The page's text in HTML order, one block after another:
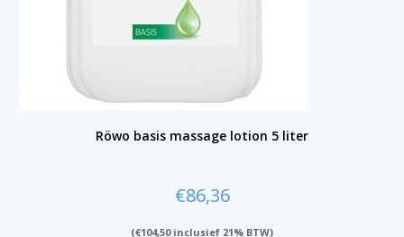
Röwo basis massage lotion 5 liter
€86,36
(€104,50inclusief 21% BTW)